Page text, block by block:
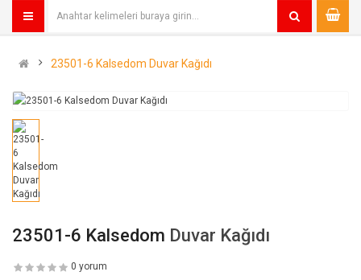
23501-6 Kalsedom Duvar Kağıdı
23501-6 Kalsedom Duvar Kağıdı
0 yorum